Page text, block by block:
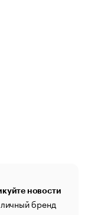
новости
бренд